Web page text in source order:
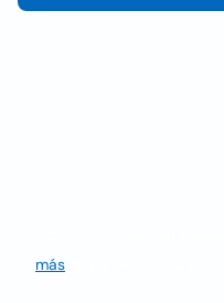
Utilizamos cookies para
más